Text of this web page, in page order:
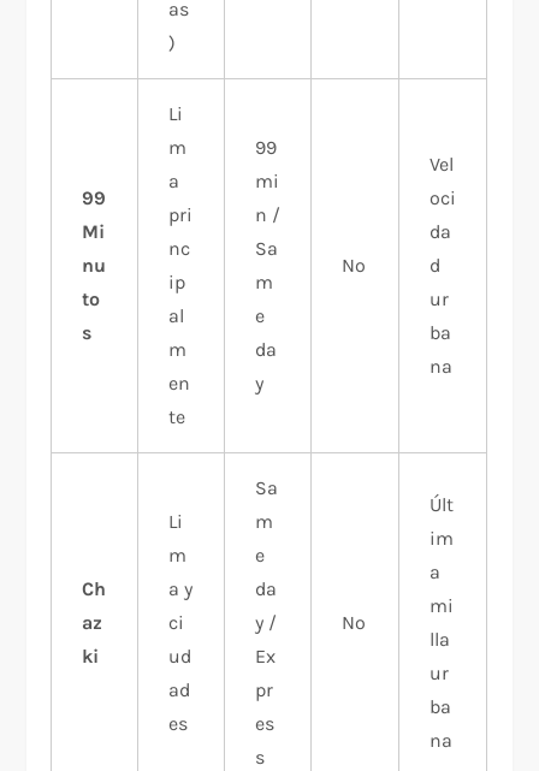
as
)
99
Mi
nu
to
s
Li
m
a
pri
nc
ip
al
m
en
te
99
mi
n /
Sa
m
e
da
y
No
Vel
oci
da
d
ur
ba
na
Ch
az
ki
Li
m
a y
ci
ud
ad
es
Sa
m
e
da
y /
Ex
pr
es
s
No
Últ
im
a
mi
lla
ur
ba
na